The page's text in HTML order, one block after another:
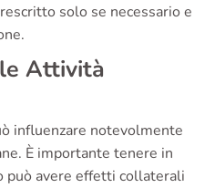
solo se necessario e
Attività
influenzare notevolmente
È importante tenere in
può avere effetti collaterali